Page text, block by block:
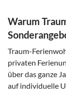
Warum
Traum-
privaten
über das ganze
auf individuelle